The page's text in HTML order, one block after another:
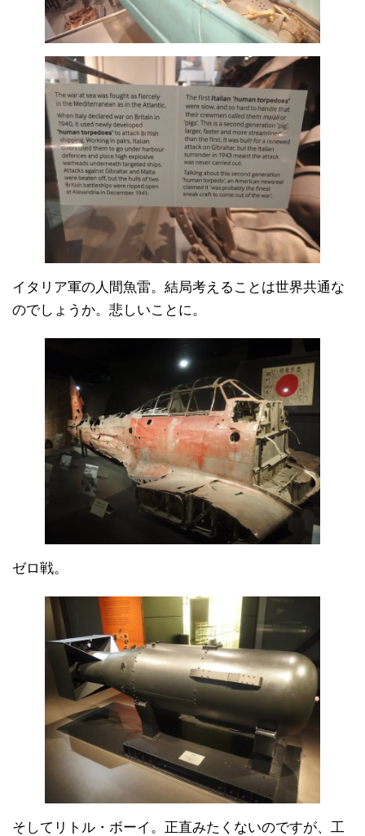
イタリア軍の人間魚雷。結局考えることは世界共通な
のでしょうか。悲しいことに。
ゼロ戦。
そしてリトル・ボーイ。正直みたくないのですが、工